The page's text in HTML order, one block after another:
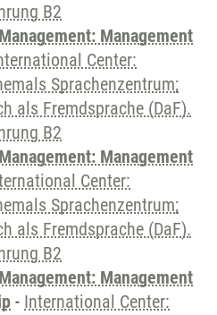
B2
Management
Center:
Sprachenzentrum;
als Fremdsprache (DaF).
B2
Management
Center:
Sprachenzentrum;
als Fremdsprache (DaF).
B2
Management
- International Center: